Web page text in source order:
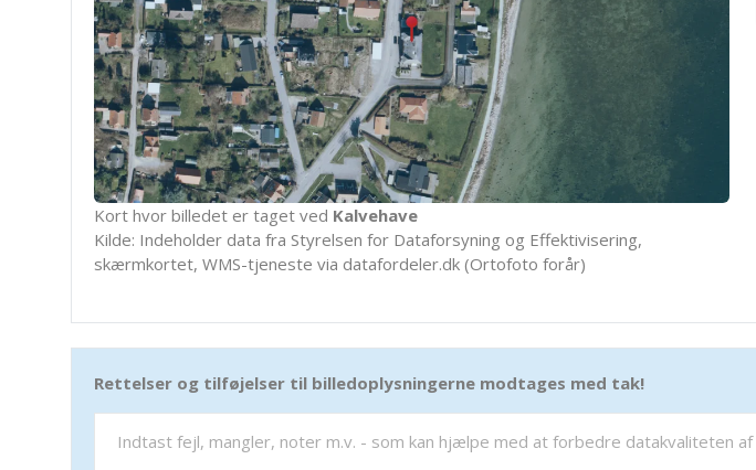
Kort hvor billedet er taget ved Kalvehave
Kilde: Indeholder data fra Styrelsen for Dataforsyning og Effektivisering,
skærmkortet, WMS-tjeneste via datafordeler.dk (Ortofoto forår)
Rettelser og tilføjelser til billedoplysningerne modtages med tak!